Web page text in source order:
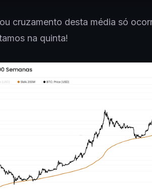
cruzamento desta média só
na quinta!